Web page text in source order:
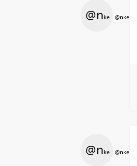
@n ke @nke
@n ke @nke